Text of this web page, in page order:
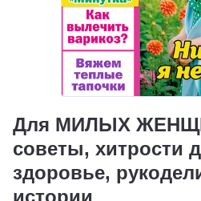
Для МИЛЫХ
советы, хитрости
здоровье,
истории